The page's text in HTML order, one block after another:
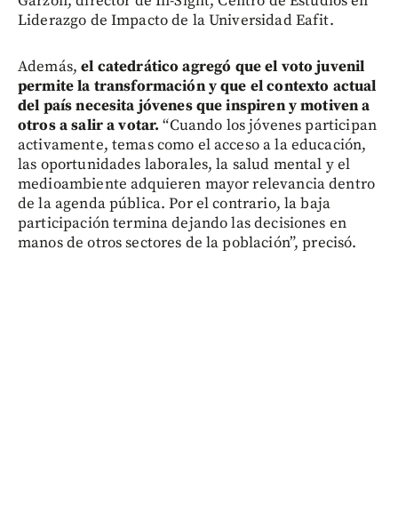
Liderazgo de Impacto de la Universidad Eafit.
Además,el catedrático agregó que el voto juvenil
permite la transformación y que el contexto actual
del país necesita jóvenes que inspiren y motiven a
otros a salir a votar.“Cuando los jóvenes participan
activamente, temas como el acceso a la educación,
las oportunidades laborales, la salud mental y el
medioambiente adquieren mayor relevancia dentro
de la agenda pública. Por el contrario, la baja
participación termina dejando las decisiones en
manos de otros sectores de la población”, precisó.